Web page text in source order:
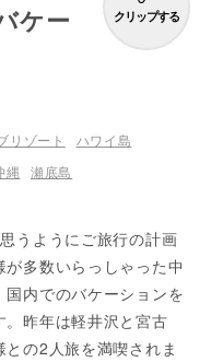
ケー
クリップする
リゾート
ハワイ島
縄 瀬底島
うようにご旅行の計画
多数いらっしゃった中
内でのバケーションを
昨年は軽井沢と宮古
の2人旅を満喫されま